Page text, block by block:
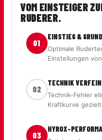
VOM EINSTEIGER
RUDERER.
01
EINSTIEG &
Optimale
Einstellungen
02
TECHNIK
Technik-Fehler
Kraftkurve
03
HYROX-